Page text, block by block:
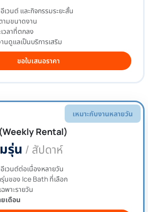
เวนต์ และกิจกรรมระยะสั้น
ามขนาดงาน
วลาที่ตกลง
นดูแลเป็นบริการเสริม
ขอใบเสนอราคา
เหมาะกับงานหลายวัน
Rental)
รุ่น / สัปดาห์
เวนต์ต่อเนื่องหลายวัน
นของ Ice Bath ที่เลือก
ฉพาะรายวัน
ยเดือน